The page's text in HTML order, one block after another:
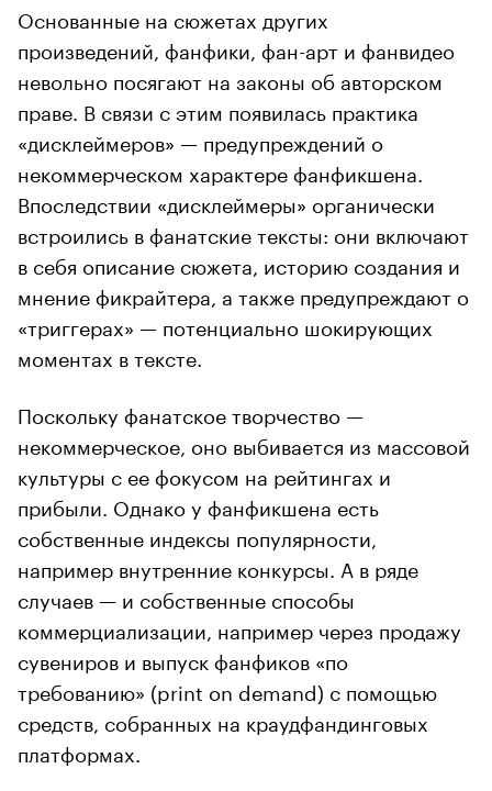
Основанные на сюжетах других
произведений, фанфики, фан-арт и фанвидео
невольно посягают на законы об авторском
праве. В связи с этим появилась практика
«дисклеймеров» — предупреждений о
некоммерческом характере фанфикшена.
Впоследствии «дисклеймеры» органически
встроились в фанатские тексты: они включают
в себя описание сюжета, историю создания и
мнение фикрайтера, а также предупреждают о
«триггерах» — потенциально шокирующих
моментах в тексте.
Поскольку фанатское творчество —
некоммерческое, оно выбивается из массовой
культуры с ее фокусом на рейтингах и
прибыли. Однако у фанфикшена есть
собственные индексы популярности,
например внутренние конкурсы. А в ряде
случаев — и собственные способы
коммерциализации, например через продажу
сувениров и выпуск фанфиков «по
требованию» (print on demand) с помощью
средств, собранных на краудфандинговых
платформах.